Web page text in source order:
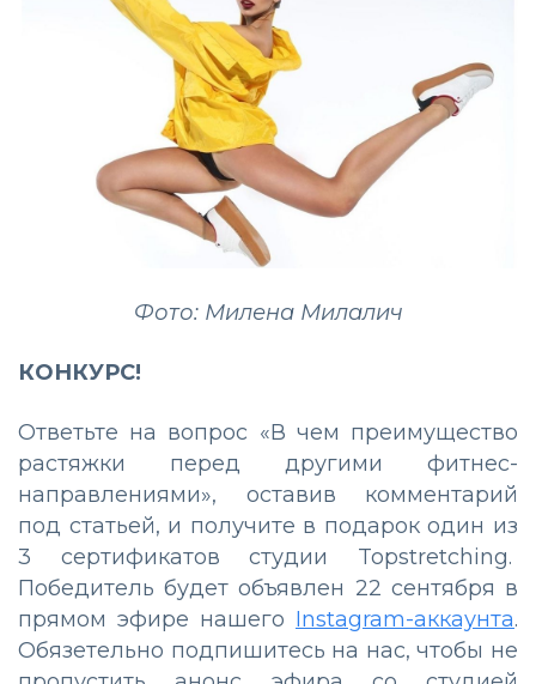
Фото: Милена Милалич
КОНКУРС!
Ответьте на вопрос «В чем преимущество
растяжки перед другими фитнес-
направлениями», оставив комментарий
под статьей, и получите в подарок один из
3 сертификатов студии Topstretching.
Победитель будет объявлен 22 сентября в
прямом эфире нашего Instagram-аккаунта.
Обязетельно подпишитесь на нас, чтобы не